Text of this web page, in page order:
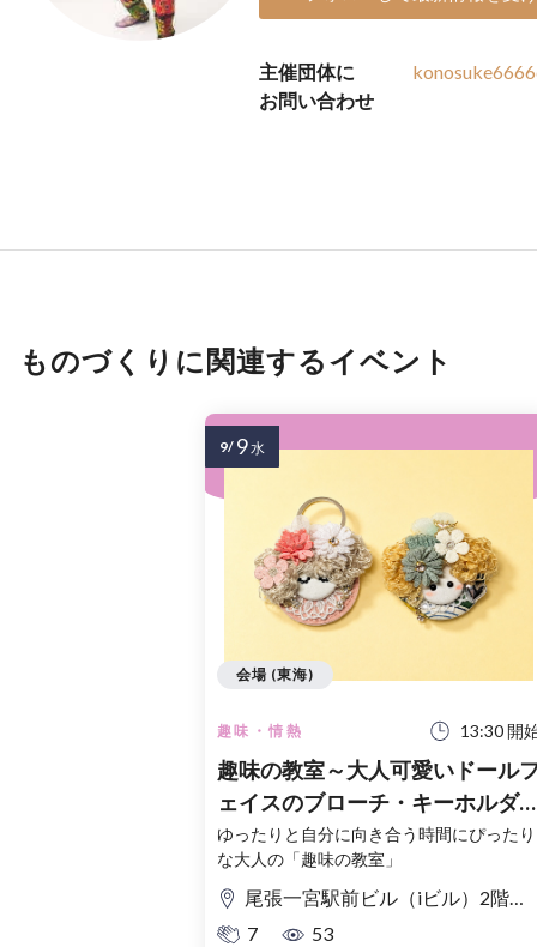
主催団体に
お問い合わせ
ものづくりに関連するイベント
趣味・情熱 13:30 開
趣味の教室～大人可愛いドール
ェイスのブローチ・キーホルダ
つくり～【事前申込】
ゆったりと自分に向き合う時間にぴったり
な大人の「趣味の教室」
尾張一宮駅前ビル（iビル）2階大会議室
7
53
会場 (東海)
9/ 9水